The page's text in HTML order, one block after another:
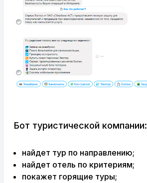
Бот туристической компании:
найдет тур по направлению;
найдет отель по критериям;
покажет горящие туры;